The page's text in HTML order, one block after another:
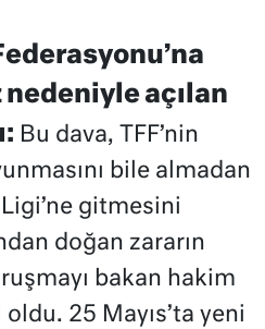
nedeniyle açılan
Bu dava, TFF’nin
bile almadan
gitmesini
doğan zararın
bakan hakim
25 Mayıs’ta yeni